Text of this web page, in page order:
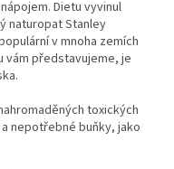
Dietu vyvinul
naturopat Stanley
v mnoha zemích
vám představujeme, je
toxických
nepotřebné buňky, jako